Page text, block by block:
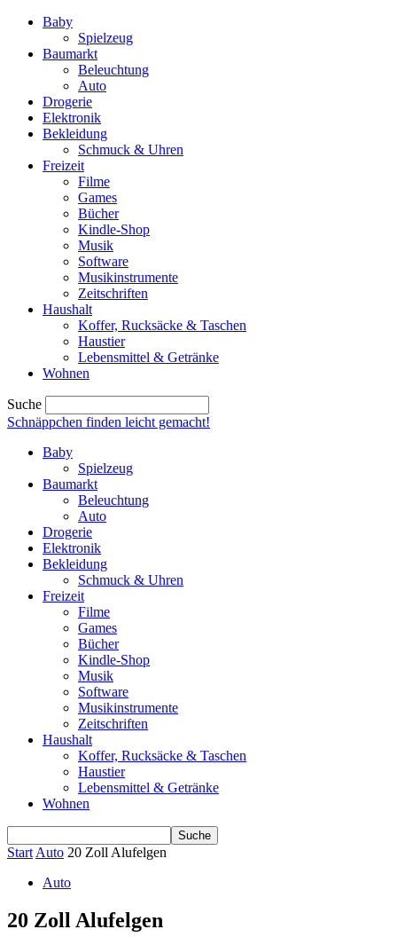
Baby
Spielzeug
Baumarkt
Beleuchtung
Auto
Drogerie
Elektronik
Bekleidung
Schmuck & Uhren
Freizeit
Filme
Games
Bücher
Kindle-Shop
Musik
Software
Musikinstrumente
Zeitschriften
Haushalt
Koffer, Rucksäcke & Taschen
Haustier
Lebensmittel & Getränke
Wohnen
Suche
Schnäppchen finden leicht gemacht!
Baby
Spielzeug
Baumarkt
Beleuchtung
Auto
Drogerie
Elektronik
Bekleidung
Schmuck & Uhren
Freizeit
Filme
Games
Bücher
Kindle-Shop
Musik
Software
Musikinstrumente
Zeitschriften
Haushalt
Koffer, Rucksäcke & Taschen
Haustier
Lebensmittel & Getränke
Wohnen
Start Auto 20 Zoll Alufelgen
Auto
20 Zoll Alufelgen